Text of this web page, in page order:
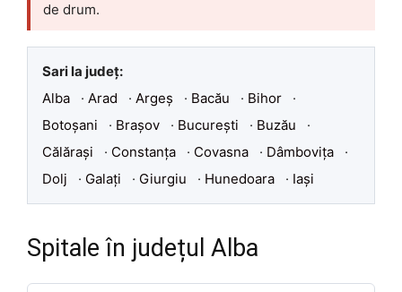
de drum.
Sari la județ:
Alba
· Arad · Argeș · Bacău · Bihor
·
Botoșani
· Brașov · București · Buzău
·
Călărași
· Constanța · Covasna · Dâmbovița
·
Dolj
· Galați · Giurgiu · Hunedoara · Iași
Spitale în județul Alba